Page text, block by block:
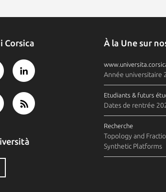
Corsica À la Une sur
Année universitaire
Etudiants & futurs
Dates de rentrée
Recherche
Topology and
Synthetic Platforms